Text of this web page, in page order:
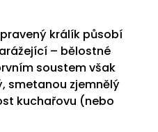
králík působí
– bělostné
soustem však
smetanou zjemnělý
kuchařovu (nebo